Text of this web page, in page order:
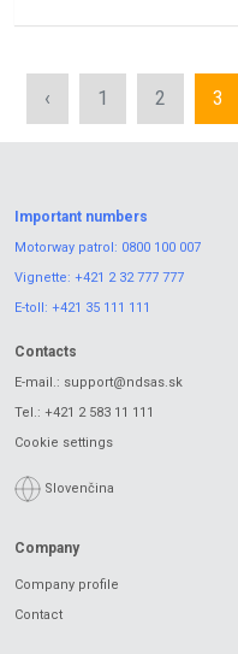
‹ 1 2 3
Important numbers
Motorway patrol: 0800 100 007
Vignette: +421 2 32 777 777
E-toll: +421 35 111 111
Contacts
E-mail.: support@ndsas.sk
Tel.: +421 2 583 11 111
Cookie settings
Slovenčina
Company
Company profile
Contact